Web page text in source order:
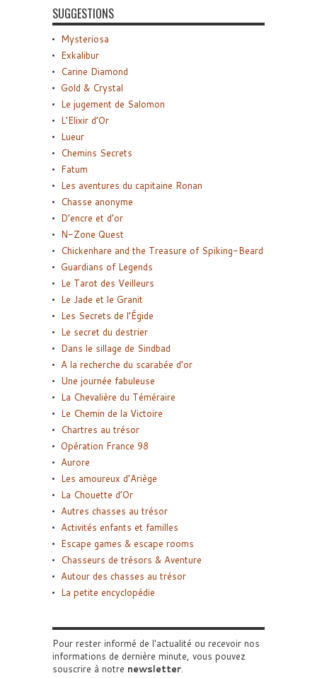
SUGGESTIONS
Mysteriosa
Exkalibur
Carine Diamond
Gold & Crystal
Le jugement de Salomon
L’Elixir d’Or
Lueur
Chemins Secrets
Fatum
Les aventures du capitaine Ronan
Chasse anonyme
D’encre et d’or
N-Zone Quest
Chickenhare and the Treasure of Spiking-Beard
Guardians of Legends
Le Tarot des Veilleurs
Le Jade et le Granit
Les Secrets de l’Égide
Le secret du destrier
Dans le sillage de Sindbad
A la recherche du scarabée d’or
Une journée fabuleuse
La Chevalière du Téméraire
Le Chemin de la Victoire
Chartres au trésor
Opération France 98
Aurore
Les amoureux d’Ariège
La Chouette d’Or
Autres chasses au trésor
Activités enfants et familles
Escape games & escape rooms
Chasseurs de trésors & Aventure
Autour des chasses au trésor
La petite encyclopédie
Pour rester informé de l'actualité ou recevoir nos
informations de dernière minute, vous pouvez
souscrire à notre newsletter.